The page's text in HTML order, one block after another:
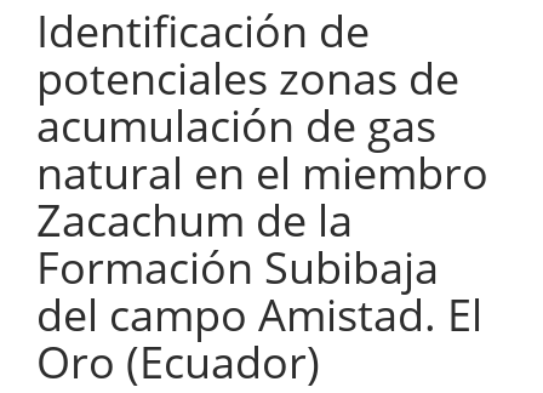
Identificación de
potenciales zonas de
acumulación de gas
natural en el miembro
Zacachum de la
Formación Subibaja
del campo Amistad. El
Oro (Ecuador)